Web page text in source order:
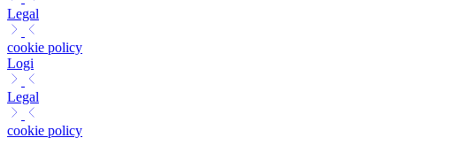
Legal
cookie policy
Logi
Legal
cookie policy